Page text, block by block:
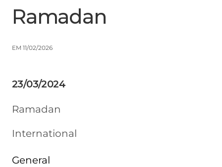
Ramadan
EM 11/02/2026
23/03/2024
Ramadan
International
General